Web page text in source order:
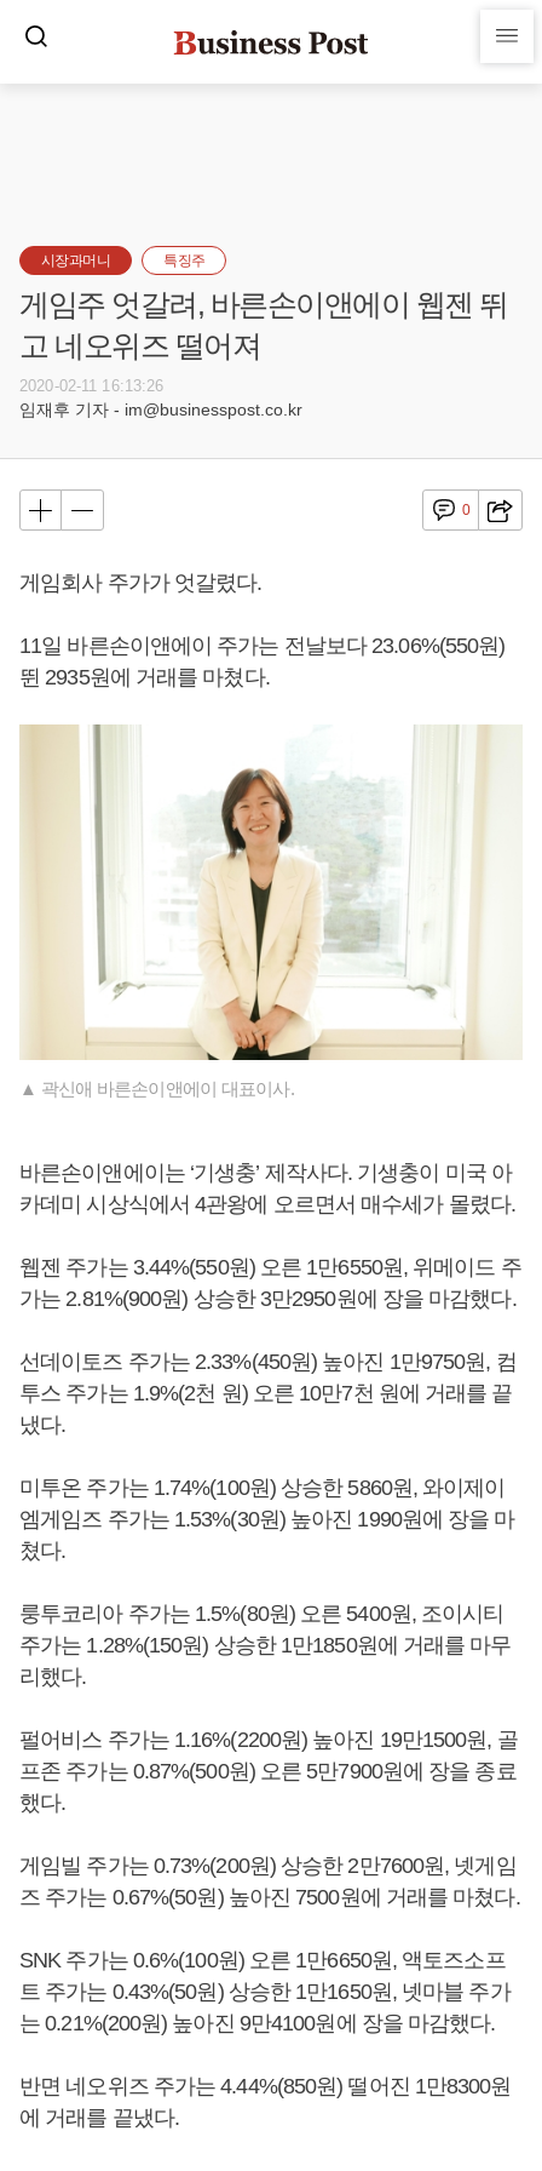
시장과머니 특징주
게임주 엇갈려, 바른손이앤에이 웹젠 뛰
고 네오위즈 떨어져
2020-02-11 16:13:26
임재후 기자 - im@businesspost.co.kr
0
게임회사 주가가 엇갈렸다.
11일 바른손이앤에이 주가는 전날보다 23.06%(550원)
뛴 2935원에 거래를 마쳤다.
▲ 곽신애 바른손이앤에이 대표이사.
바른손이앤에이는 ‘기생충’ 제작사다. 기생충이 미국 아
카데미 시상식에서 4관왕에 오르면서 매수세가 몰렸다.
웹젠 주가는 3.44%(550원) 오른 1만6550원, 위메이드 주
가는 2.81%(900원) 상승한 3만2950원에 장을 마감했다.
선데이토즈 주가는 2.33%(450원) 높아진 1만9750원, 컴
투스 주가는 1.9%(2천 원) 오른 10만7천 원에 거래를 끝
냈다.
미투온 주가는 1.74%(100원) 상승한 5860원, 와이제이
엠게임즈 주가는 1.53%(30원) 높아진 1990원에 장을 마
쳤다.
룽투코리아 주가는 1.5%(80원) 오른 5400원, 조이시티
주가는 1.28%(150원) 상승한 1만1850원에 거래를 마무
리했다.
펄어비스 주가는 1.16%(2200원) 높아진 19만1500원, 골
프존 주가는 0.87%(500원) 오른 5만7900원에 장을 종료
했다.
게임빌 주가는 0.73%(200원) 상승한 2만7600원, 넷게임
즈 주가는 0.67%(50원) 높아진 7500원에 거래를 마쳤다.
SNK 주가는 0.6%(100원) 오른 1만6650원, 액토즈소프
트 주가는 0.43%(50원) 상승한 1만1650원, 넷마블 주가
는 0.21%(200원) 높아진 9만4100원에 장을 마감했다.
반면 네오위즈 주가는 4.44%(850원) 떨어진 1만8300원
에 거래를 끝냈다.